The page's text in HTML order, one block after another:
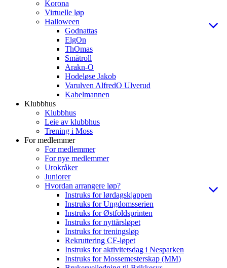
Korona
Virtuelle løp
Halloween
Godnattas
ElgOn
ThOmas
Småtroll
Arakn-O
Hodeløse Jakob
Varulven AlfredO Ulverud
Kabelmannen
Klubbhus
Klubbhus
Leie av klubbhus
Trening i Moss
For medlemmer
For medlemmer
For nye medlemmer
Urokråker
Juniorer
Hvordan arrangere løp?
Instruks for lørdagskjappen
Instruks for Ungdomsserien
Instruks for Østfoldsprinten
Instruks for nyttårsløpet
Instruks for treningsløp
Rekruttering CF-løpet
Instruks for aktivitetsdag i Nesparken
Instruks for Mossemesterskap (MM)